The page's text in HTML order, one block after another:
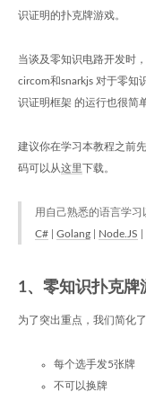
识证明的扑克牌游戏。
当谈及零知识电路开发时
circom和snarkjs 对于零知
识证明框架 的运行也很简
建议你在学习本教程之前
码可以从这里下载。
用自己熟悉的语言学习
C#
Golang Node.JS
1、零知识扑克牌
为了突出重点，我们简化
每个选手发5张牌
不可以换牌